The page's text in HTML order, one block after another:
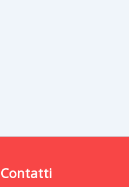
Contatti